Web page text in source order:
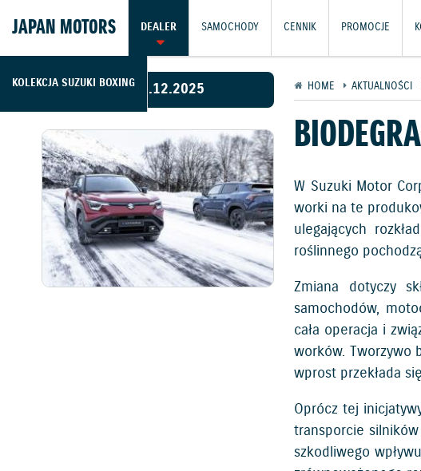
JAPAN MOTORS DEALER SAMOCHODY CENNIK PROMOCJE
KOLEKCJA SUZUKI BOXING01.12.2025 HOME AKTUALNOŚCI
W Suzuki Motor
worki na te
ulegających
roślinnego
Zmiana dotyczy
samochodów,
cała operacja i
worków. Tworzywo
wprost przekłada
Oprócz tej
transporcie silników
szkodliwego